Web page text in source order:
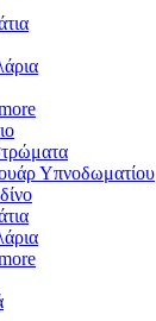
Υπνοδωματίου